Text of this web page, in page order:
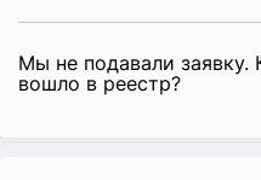
Мы не подавали заявку.
вошло в реестр?